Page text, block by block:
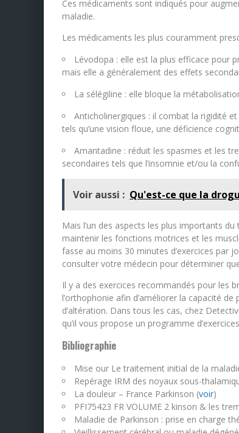
Ces médicaments sont indiqués pour
maladie.
Les médicaments les plus couramment
Lévodopa : elle est la plus efficace pour
mais elle a généralement des effets
La sélégiline : elle bloque la
Anticholinergiques : il combat la rigidité
tels qu’une vision floue, une déficience
Amantadine : réduit les spasmes et les
secondaires tels que l’insomnie et/ou la
Voir aussi : Qu'est-ce que la
Mais l’un des aspects les plus importants
maintenir les fonctions motrices et les
fasse au moins 30 minutes d’exercices par
consulter votre médecin pour déterminer
Il y a des exercices recommandés pour les
l’orthophonie afin d’améliorer la capacité
d’altération. Dans tous les cas, chez
qu’il vous propose un programme
Bibliographie
Mise our Le traitement initial de la
Repérage IRM des noyaux sous-
La douleur – France Parkinson (voir)
PFI75423 FR VOLUME 2 kinson & les
Maladie de Parkinson : prise en charge